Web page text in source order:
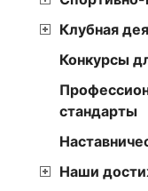
Клубная
Конкурсы
стандарты
Наши